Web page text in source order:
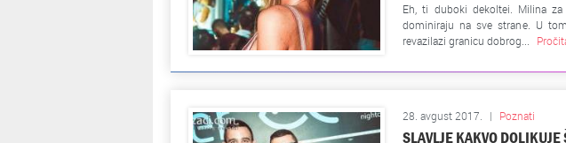
Eh, ti duboki dekoltei. Milina
dominiraju na sve strane. U
revazilazi granicu dobrog...
28. avgust 2017. | Poznati
SLAVLJE KAKVO